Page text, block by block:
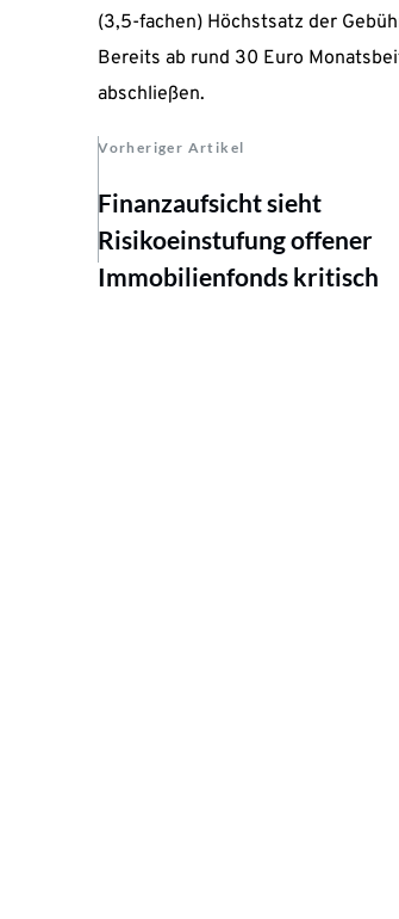
(3,5-fachen) Höchstsatz der
Bereits ab rund 30 Euro
abschließen.
Vorheriger Artikel
Finanzaufsicht sieht
Risikoeinstufung offener
Immobilienfonds kritisch